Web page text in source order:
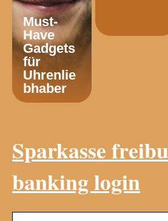
Must-
Have
Gadgets
für
Uhrenlie
bhaber
Sparkasse
banking login